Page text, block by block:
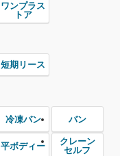
ワンプラス
トア
短期リース
冷凍バン バン
平ボディー
クレーン
セルフ